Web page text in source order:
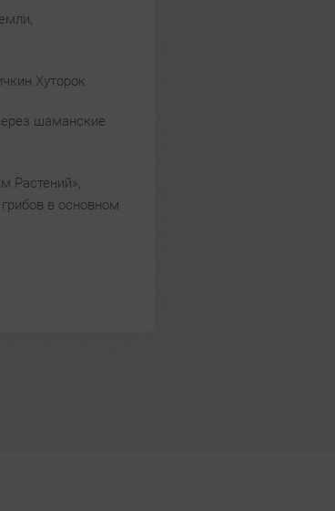
Хуторок
шаманские
Растений»,
в основном